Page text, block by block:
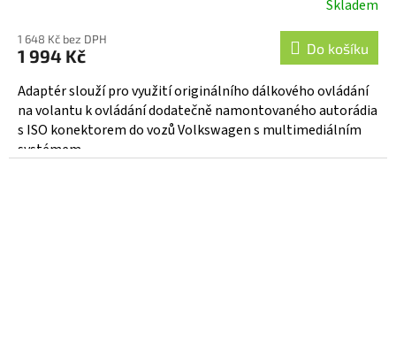
Skladem
1 648 Kč bez DPH
1 994 Kč Do košíku
Adaptér slouží pro využití originálního dálkového ovládání
na volantu k ovládání dodatečně namontovaného autorádia
s ISO konektorem do vozů Volkswagen s multimediálním
systémem...